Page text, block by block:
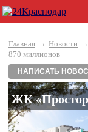
Главная → Новости →
870 миллионов
НАПИСАТЬ
ЖК